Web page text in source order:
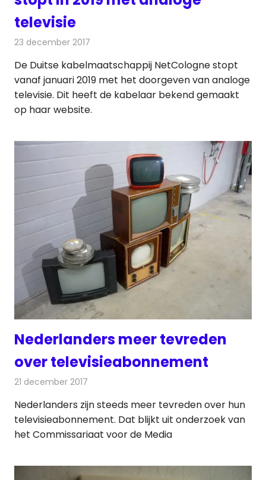
televisie
23 december 2017
De Duitse kabelmaatschappij NetCologne stopt
vanaf januari 2019 met het doorgeven van analoge
televisie. Dit heeft de kabelaar bekend gemaakt
op haar website.
Nederlanders meer tevreden
over televisieabonnement
21 december 2017
Nederlanders zijn steeds meer tevreden over hun
televisieabonnement. Dat blijkt uit onderzoek van
het Commissariaat voor de Media